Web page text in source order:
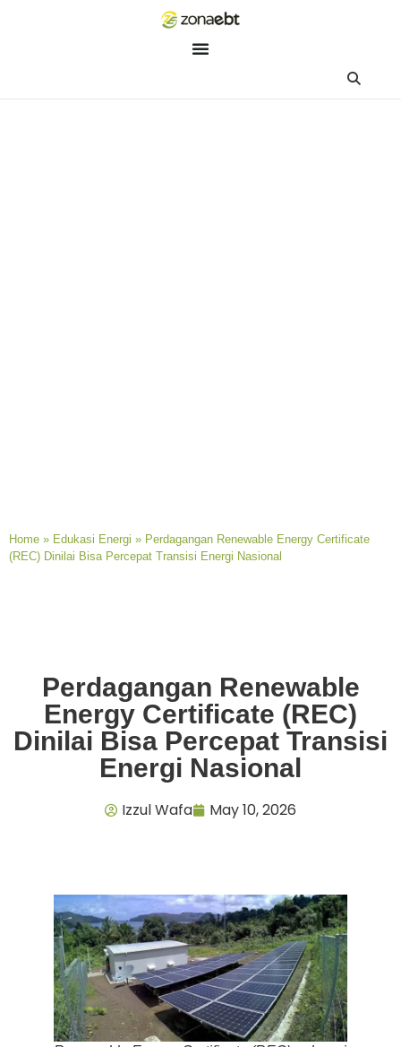
Home » Edukasi Energi » Perdagangan Renewable Energy Certificate
(REC) Dinilai Bisa Percepat Transisi Energi Nasional
Perdagangan Renewable
Energy Certificate (REC)
Dinilai Bisa Percepat Transisi
Energi Nasional
Izzul Wafa May 10, 2026